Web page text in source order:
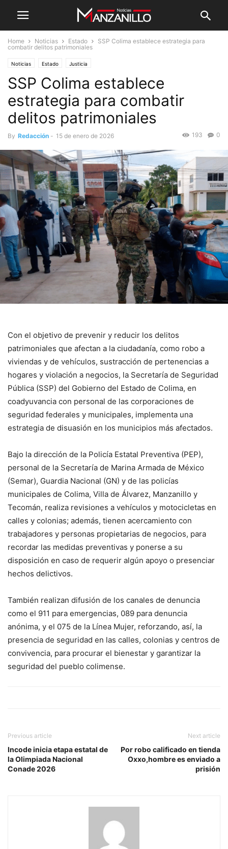
Home Noticias Estado
SSP Colima establece estrategia para
combatir delitos patrimoniales
Noticias Estado Justicia
SSP Colima establece
estrategia para combatir
delitos patrimoniales
By Redacción - 15 de enero de 2026 0
193
Con el objetivo de prevenir y reducir los delitos
patrimoniales que afectan a la ciudadanía, como robo a
viviendas y de vehículos, sustracción de pertenencias a
hogares y violación a negocios, la Secretaría de Seguridad
Pública (SSP) del Gobierno del Estado de Colima, en
coadyuvancia con personal de las corporaciones de
seguridad federales y municipales, implementa una
estrategia de disuasión en los municipios más afectados.
Bajo la dirección de la Policía Estatal Preventiva (PEP),
personal de la Secretaría de Marina Armada de México
(Semar), Guardia Nacional (GN) y de las policías
municipales de Colima, Villa de Álvarez, Manzanillo y
Tecomán, realiza revisiones a vehículos y motocicletas en
calles y colonias; además, tienen acercamiento con
trabajadores y personas propietarias de negocios, para
recordar las medidas preventivas y ponerse a su
disposición en caso de requerir algún apoyo o presenciar
hechos delictivos.
También realizan difusión de los canales de denuncia
como el 911 para emergencias, 089 para denuncia
anónima, y el 075 de la Línea Mujer, reforzando, así, la
presencia de seguridad en las calles, colonias y centros de
convivencia, para procurar el bienestar y garantizar la
seguridad del pueblo colimense.
Previous article
Incode inicia etapa estatal de
la Olimpiada Nacional
Conade 2026
Next article
Por robo calificado en tienda
Oxxo,hombre es enviado a
prisión